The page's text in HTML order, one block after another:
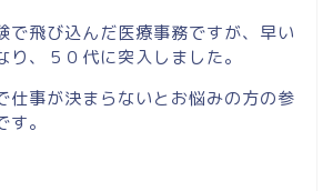
で飛び込んだ医療事務ですが、早い
り、５０代に突入しました。
仕事が決まらないとお悩みの方の参
。